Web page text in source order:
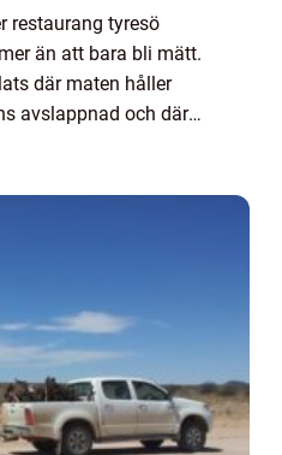
restaurang tyresö
än att bara bli mätt.
där maten håller
avslappnad och där